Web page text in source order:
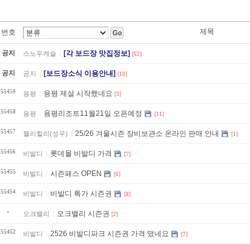
번호 Go 제목
공지 스노우캐슬 [각 보드장 맛집정보] [62]
공지 공지 [보드장소식 이용안내] [10]
55459 용평 용평 제설 시작했네요 [3]
55458 용평 용평리조트11월21일 오픈예정 [11]
55457 웰리힐리(성우) 25/26 겨울시즌 장비보관소 온라인 판매 안내 [1]
55456 비발디 롯데몰 비발디 가격 [7]
55455 비발디 시즌패스 OPEN [6]
55454 비발디 비발디 특가 시즌권 [8]
» 오크밸리 오크밸리 시즌권 [2]
55452 비발디 2526 비발디파크 시즌권 가격 떴네요 [7]